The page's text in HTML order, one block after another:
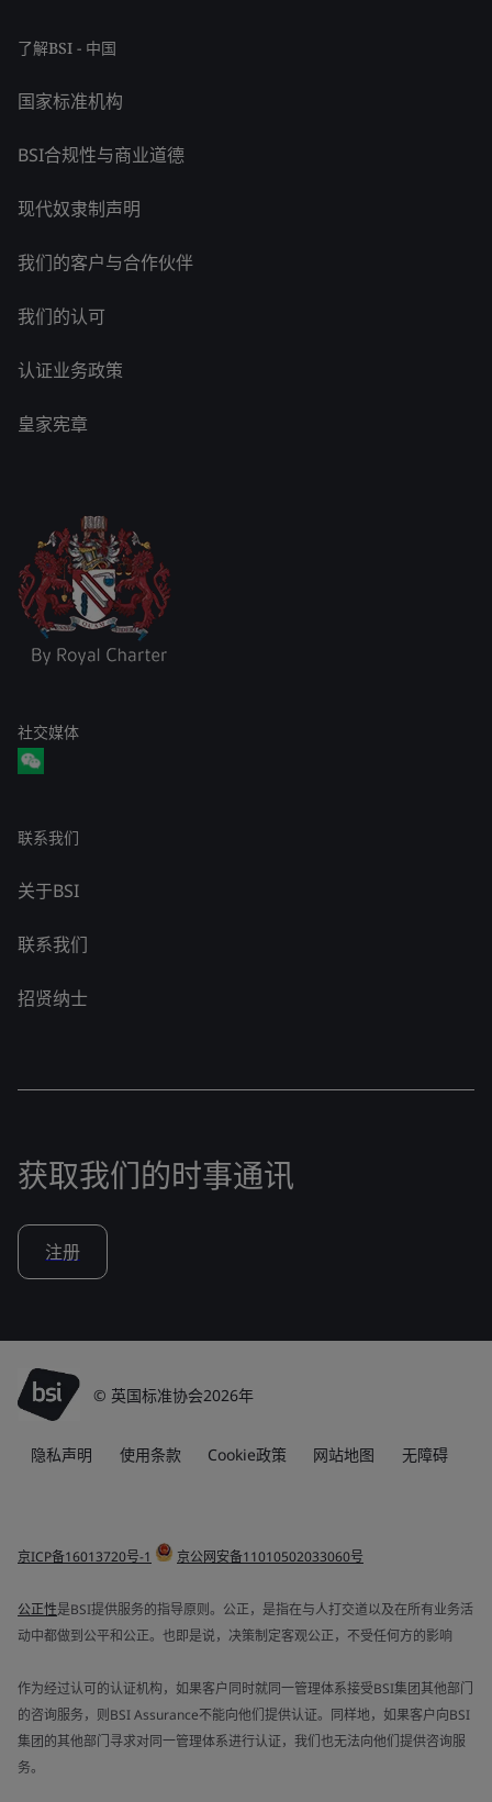
了解BSI - 中国
国家标准机构
BSI合规性与商业道德
现代奴隶制声明
我们的客户与合作伙伴
我们的认可
认证业务政策
皇家宪章
社交媒体
联系我们
关于BSI
联系我们
招贤纳士
获取我们的时事通讯
注册
© 英国标准协会2026年
隐私声明 使用条款 Cookie政策 网站地图 无障碍
京ICP备16013720号-1 京公网安备11010502033060号
公正性是BSI提供服务的指导原则。公正，是指在与人打交道以及在所有业务活
动中都做到公平和公正。也即是说，决策制定客观公正，不受任何方的影响
作为经过认可的认证机构，如果客户同时就同一管理体系接受BSI集团其他部门
的咨询服务，则BSI Assurance不能向他们提供认证。同样地，如果客户向BSI
集团的其他部门寻求对同一管理体系进行认证，我们也无法向他们提供咨询服
务。